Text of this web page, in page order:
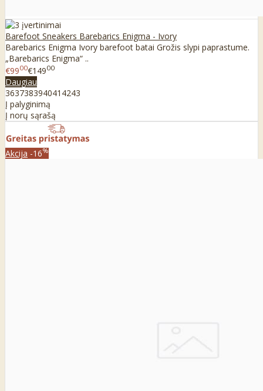
Barefoot Sneakers Barebarics Enigma - Ivory
Barebarics Enigma Ivory barefoot batai Grožis slypi paprastume.
„Barebarics Enigma“ ..
€9900€14900
Daugiau
363738394041 4243
Į palyginimą
Į norų sąrašą
Akcija -16%